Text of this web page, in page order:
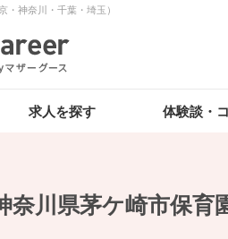
神奈川・千葉・埼玉）
求人を探す 体験談・
奈川県茅ケ崎市保